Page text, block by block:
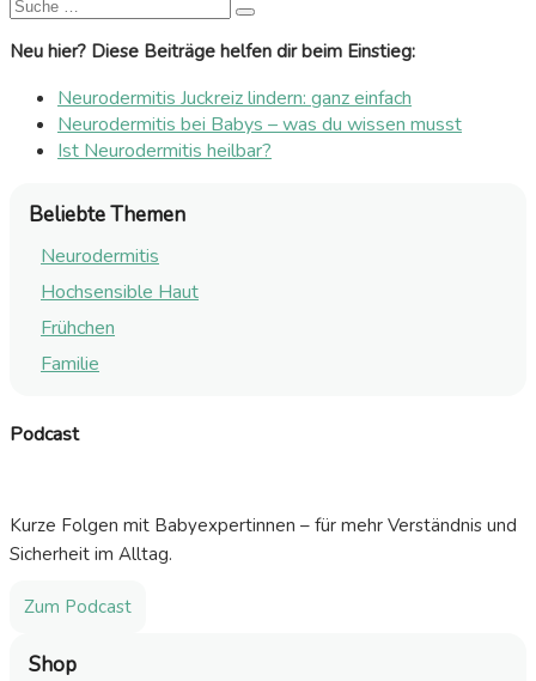
Neu hier? Diese Beiträge helfen dir beim Einstieg:
Neurodermitis Juckreiz lindern: ganz einfach
Neurodermitis bei Babys – was du wissen musst
Ist Neurodermitis heilbar?
Beliebte Themen
Neurodermitis
Hochsensible Haut
Frühchen
Familie
Podcast
Kurze Folgen mit Babyexpertinnen – für mehr Verständnis und
Sicherheit im Alltag.
Zum Podcast
Shop